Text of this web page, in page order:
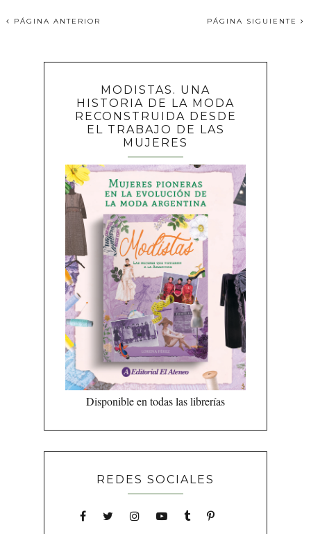
PÁGINA ANTERIOR PÁGINA SIGUIENTE
MODISTAS. UNA
HISTORIA DE LA MODA
RECONSTRUIDA DESDE
EL TRABAJO DE LAS
MUJERES
Disponible en todas las librerías
REDES SOCIALES